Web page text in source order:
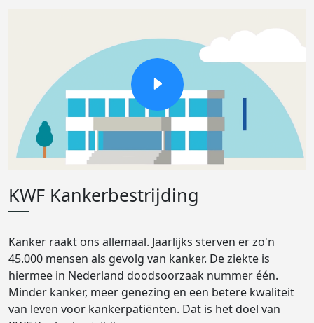
KWF Kankerbestrijding
Kanker raakt ons allemaal. Jaarlijks sterven er zo'n
45.000 mensen als gevolg van kanker. De ziekte is
hiermee in Nederland doodsoorzaak nummer één.
Minder kanker, meer genezing en een betere kwaliteit
van leven voor kankerpatiënten. Dat is het doel van